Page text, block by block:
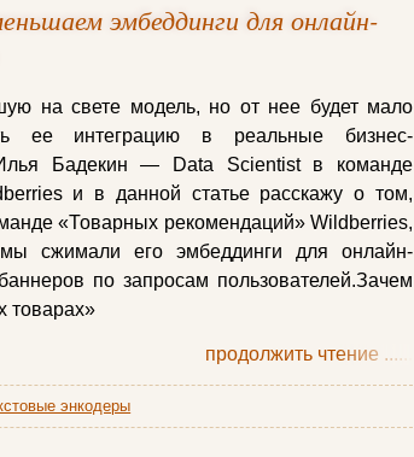
эмбеддинги для онлайн-
на свете модель, но от нее будет мало
ее интеграцию в реальные бизнес-
Бадекин — Data Scientist в команде
и в данной статье расскажу о том,
«Товарных рекомендаций» Wildberries,
сжимали его эмбеддинги для онлайн-
по запросам пользователей.Зачем
товарах»
продолжить чтение ......
энкодеры